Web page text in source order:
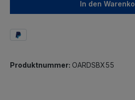
In den
Produktnummer: OARDSBX55